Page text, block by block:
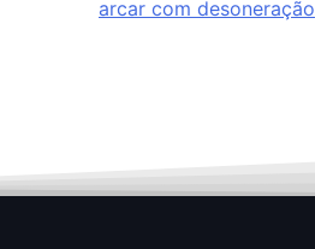
arcar com desoneração